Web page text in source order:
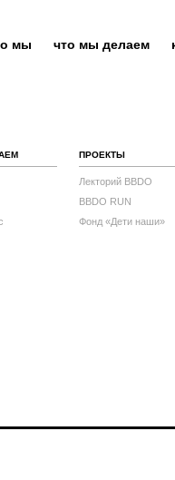
мы что мы делаем
ПРОЕКТЫ
Лекторий BBDO
BBDO RUN
Фонд «Дети наши»